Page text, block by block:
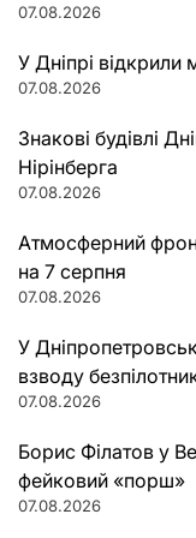
07.08.2026
У Дніпрі відкрили
07.08.2026
Знакові будівлі
Нірінберга
07.08.2026
Атмосферний
на 7 серпня
07.08.2026
У
взводу
07.08.2026
Борис Філатов у
фейковий «порш»
07.08.2026